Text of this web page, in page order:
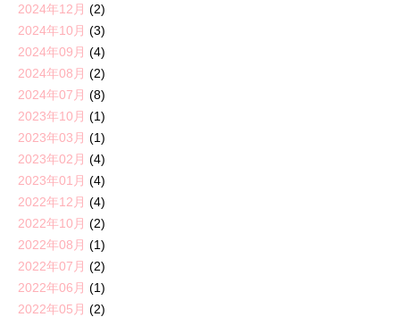
2024年12月 (2)
2024年10月 (3)
2024年09月 (4)
2024年08月 (2)
2024年07月 (8)
2023年10月 (1)
2023年03月 (1)
2023年02月 (4)
2023年01月 (4)
2022年12月 (4)
2022年10月 (2)
2022年08月 (1)
2022年07月 (2)
2022年06月 (1)
2022年05月 (2)